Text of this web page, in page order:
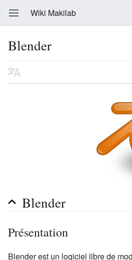
Wiki Makilab
Blender
Blender
Présentation
Blender est un logiciel libre de